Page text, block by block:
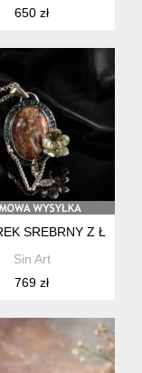
650 zł
WYKONANE
SREBRNY Z
Sin Art
769 zł